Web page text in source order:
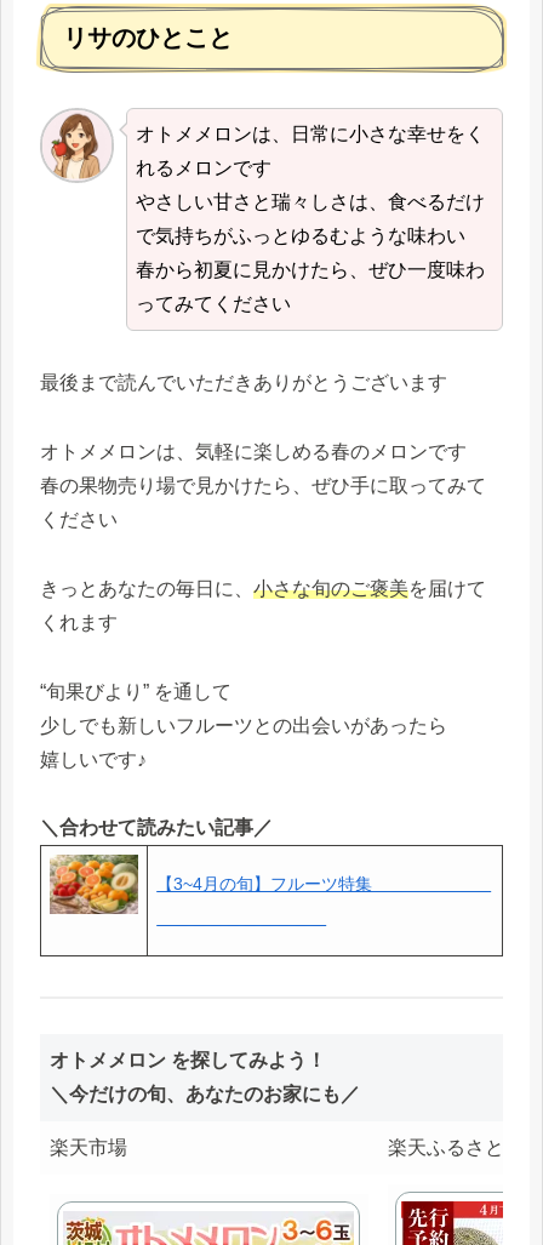
リサのひとこと
オトメメロンは、日常に小さな幸せをく
れるメロンです
やさしい甘さと瑞々しさは、食べるだけ
で気持ちがふっとゆるむような味わい
春から初夏に見かけたら、ぜひ一度味わ
ってみてください
最後まで読んでいただきありがとうございます
オトメメロンは、気軽に楽しめる春のメロンです
春の果物売り場で見かけたら、ぜひ手に取ってみて
ください
きっとあなたの毎日に、 小さな旬のご褒美を届けて
くれます
“旬果びより” を通して
少しでも新しいフルーツとの出会いがあったら
嬉しいです♪
＼合わせて読みたい記事／
【3~4月の旬】フルーツ特集＿＿＿＿＿＿＿
オトメメロン を探してみよう！
＼今だけの旬、あなたのお家にも／
楽天市場 楽天ふるさと納税